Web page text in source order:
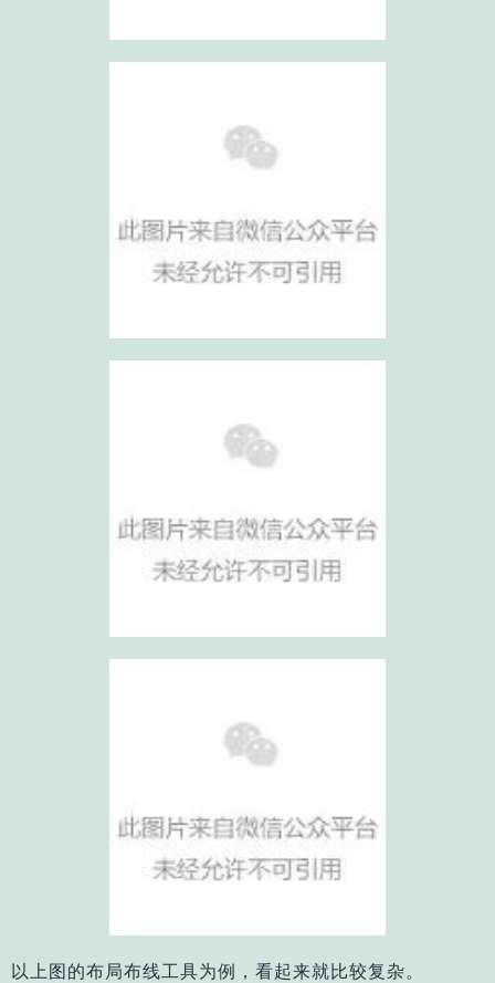
以上图的布局布线工具为例，看起来就比较复杂。